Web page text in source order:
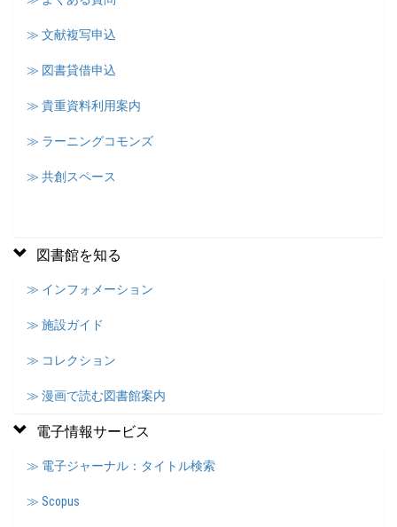
≫ 文献複写申込
≫ 図書貸借申込
≫ 貴重資料利用案内
≫ ラーニングコモンズ
≫ 共創スペース
図書館を知る
≫ インフォメーション
≫ 施設ガイド
≫ コレクション
≫ 漫画で読む図書館案内
電子情報サービス
≫ 電子ジャーナル：タイトル検索
≫ Scopus